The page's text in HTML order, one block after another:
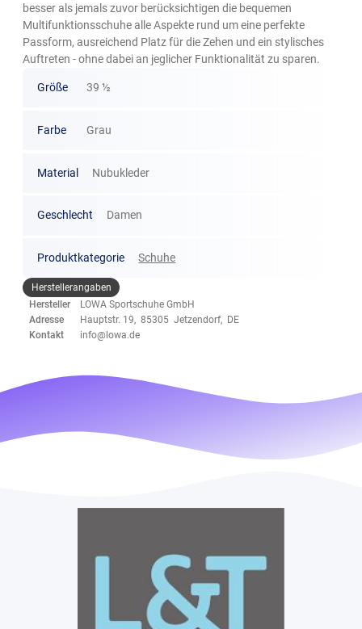
besser als jemals zuvor berücksichtigen die bequemen
Multifunktionsschuhe alle Aspekte rund um eine perfekte
Passform, ausreichend Platz für die Zehen und ein stylisches
Auftreten - ohne dabei an jeglicher Funktionalität zu sparen.
Größe 39 ½
Farbe Grau
Material Nubukleder
Geschlecht Damen
Produktkategorie Schuhe
Herstellerangaben
Hersteller
LOWA Sportschuhe GmbH
Adresse
Hauptstr. 19, 85305 Jetzendorf, DE
Kontakt
info@lowa.de